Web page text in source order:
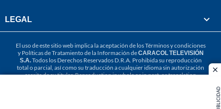
PUBLICIDAD
LEGAL
El uso de este sitio web implica la aceptación de losTérminos y condiciones
y Políticas de Tratamiento de la Información deCARACOL TELEVISIÓN
S.A.Todos los Derechos Reservados D.R.A. Prohibida su reproducción
total o parcial, así como su traducción a cualquier idioma sin autorización
escrita de su titular. Reproduction in whole or in part, or translation